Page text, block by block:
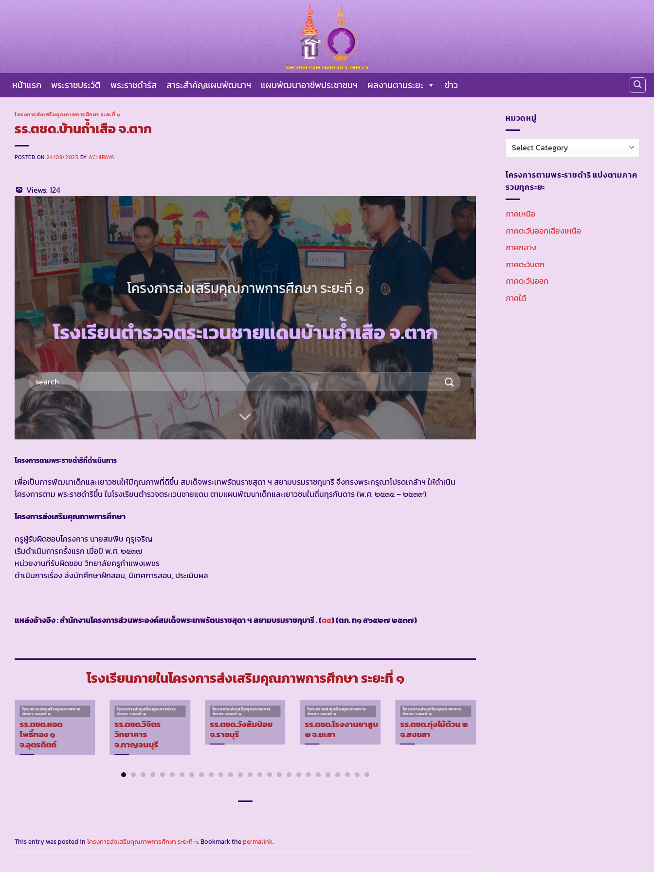
หน้าแรก พระราชประวัติ พระราชดำรัส สาระสำคัญแผนพัฒนาฯ แผนพัฒนาอาชีพประชาชนฯ ผลงานตามระยะ ข่าว
โครงการส่งเสริมคุณภาพการศึกษา ระยะที่ ๑
รร.ตชด.บ้านถ้ำเสือ จ.ตาก
POSTED ON 24/09/2025 BYACHIRAYA
Views:124
โครงการส่งเสริมคุณภาพการศึกษา ระยะที่ ๑
โรงเรียนตำรวจตระเวนชายแดนบ้านถ้ำเสือ จ.ตาก
โครงการตามพระราชดำริที่ดำเนินการ
เพื่อเป็นการพัฒนาเด็กและเยาวชนให้มีคุณภาพที่ดีขึ้น สมเด็จพระเทพรัตนราชสุดา ฯ สยามบรมราชกุมารี จึงทรงพระกรุณาโปรดเกล้าฯ ให้ดำเนิน
โครงการตาม พระราชดำริขึ้น ในโรงเรียนตำรวจตระเวนชายแดน ตามแผนพัฒนาเด็กและเยาวชนในถิ่นทุรกันดาร (พ.ศ. ๒๕๓๕ – ๒๕๓๙)
โครงการส่งเสริมคุณภาพการศึกษา
ครูผู้รับผิดชอบโครงการ นายสมพิษ คุรุเจริญ
เริ่มดำเนินการครั้งแรก เมื่อปี พ.ศ. ๒๕๓๗
หน่วยงานที่รับผิดชอบ วิทยาลัยครูกำแพงเพชร
ดำเนินการเรื่อง ส่งนักศึกษาฝึกสอน, นิเทศการสอน, ประเมินผล
แหล่งอ้างอิง : สำนักงานโครงการส่วนพระองค์สมเด็จพระเทพรัตนราชสุดา ฯ สยามบรมราชกุมารี . (๘๔) (ตก. ท๑ ส๖๕๒๗ ๒๕๓๗)
โรงเรียนภายในโครงการส่งเสริมคุณภาพการศึกษา ระยะที่ ๑
โครงการส่งเสริมคุณภาพการ
ศึกษา ระยะที่ ๑
รร.ตชด.ยอด
โพธิ์ทอง ๑
จ.อุตรดิตถ์
โครงการส่งเสริมคุณภาพการ
ศึกษา ระยะที่ ๑
รร.ตชด.วิจิตร
วิทยาคาร
จ.กาญจนบุรี
โครงการส่งเสริมคุณภาพการ
ศึกษา ระยะที่ ๑
รร.ตชด.วังส้มป่อย
จ.ราชบุรี
โครงการส่งเสริมคุณภาพการ
ศึกษา ระยะที่ ๑
รร.ตชด.โรงงานยาสูบ
๒ จ.ยะลา
โครงการส่งเสริมคุณภาพการ
ศึกษา ระยะที่ ๑
รร.ตชด.ทุ่งไม้ด้วน ๒
จ.สงขลา
This entry was posted in โครงการส่งเสริมคุณภาพการศึกษา ระยะที่ ๑. Bookmark thepermalink.
หมวดหมู่
หมวด
หมู่
โครงการตามพระราชดำริ แบ่งตามภาค
รวมทุกระยะ
ภาคเหนือ
ภาคตะวันออกเฉียงเหนือ
ภาคกลาง
ภาคตะวันตก
ภาคตะวันออก
ภาคใต้